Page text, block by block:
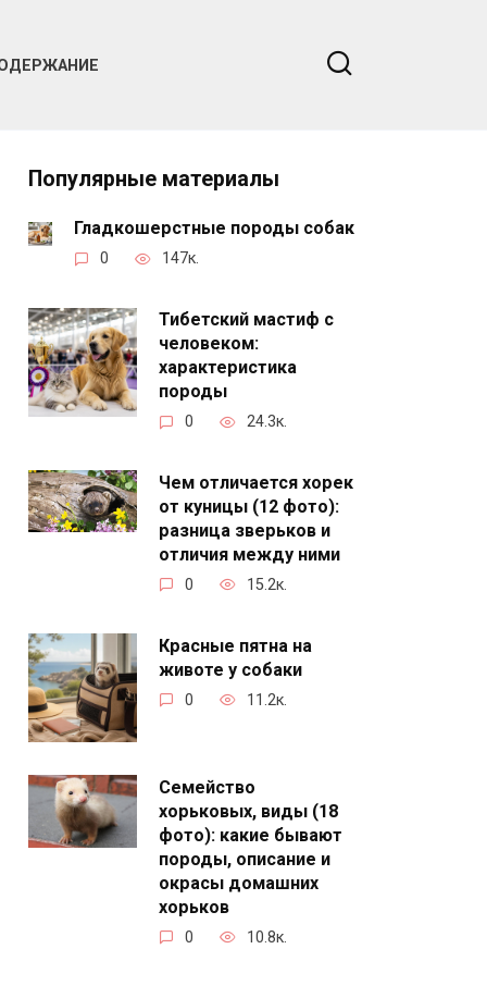
Популярные материалы
Гладкошерстные породы собак
0 147к.
Тибетский мастиф с
человеком:
характеристика
породы
0 24.3к.
Чем отличается хорек
от куницы (12 фото):
разница зверьков и
отличия между ними
0 15.2к.
Красные пятна на
животе у собаки
0 11.2к.
Семейство
хорьковых, виды (18
фото): какие бывают
породы, описание и
окрасы домашних
хорьков
0 10.8к.